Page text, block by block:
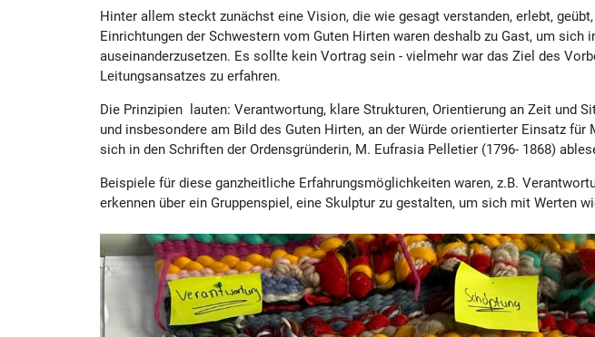
Hinter allem steckt zunächst eine Vision, die wie gesagt verstanden, erlebt,
Einrichtungen der Schwestern vom Guten Hirten waren deshalb zu Gast, um
auseinanderzusetzen. Es sollte kein Vortrag sein - vielmehr war das Ziel des
Leitungsansatzes zu erfahren.
Die Prinzipien lauten: Verantwortung, klare Strukturen, Orientierung an Zeit
und insbesondere am Bild des Guten Hirten, an der Würde orientierter Einsatz
sich in den Schriften der Ordensgründerin, M. Eufrasia Pelletier (1796- 1868)
Beispiele für diese ganzheitliche Erfahrungsmöglichkeiten waren, z.B.
erkennen über ein Gruppenspiel, eine Skulptur zu gestalten, um sich mit Werten